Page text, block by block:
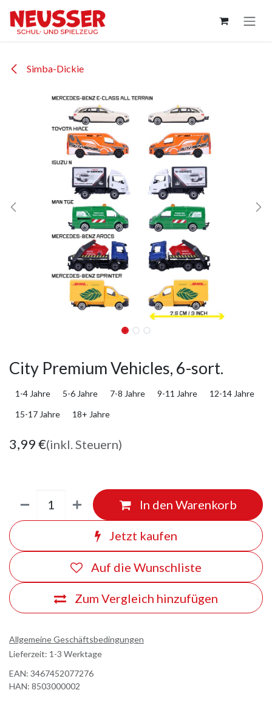
Simba-Dickie
City Premium Vehicles, 6-sort.
1-4 Jahre 5-6 Jahre 7-8 Jahre 9-11 Jahre
12-14 Jahre
15-17 Jahre
18+ Jahre
3,99€(inkl. Steuern)
In den Warenkorb
Jetzt kaufen
Zum Vergleich hinzufügen
Auf die Wunschliste
Allgemeine Geschäftsbedingungen
Lieferzeit: 1-3 Werktage
EAN: 3467452077276
HAN: 8503000002